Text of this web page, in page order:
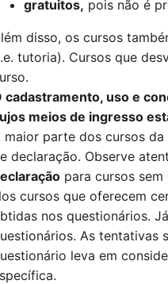
gratuitos, pois não é
disso, os cursos
tutoria). Cursos que
cadastramento, uso e
meios de ingresso
maior parte dos cursos
declaração. Observe
para cursos sem
cursos que oferecem
nos questionários.
As tentativas
leva em
.